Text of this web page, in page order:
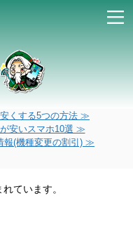
安くする5つの方法 ≫
が安いスマホ10選 ≫
報(機種変更の割引) ≫
ています。